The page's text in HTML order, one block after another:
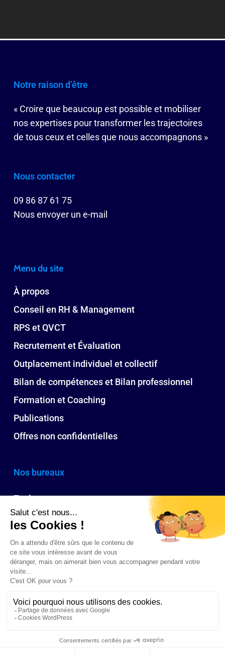
Notre raison d’être
« Croire que beaucoup est possible et mobiliser
nos expertises pour transformer les trajectoires
de tous ceux et celles que nous accompagnons »
Nous contacter
09 86 87 61 75
Nous envoyer un e-mail
Menu du site
À propos
Conseil en RH & Management
RPS et QVCT
Recrutement et Évaluation
Outplacement individuel et collectif
Bilan de compétences et Bilan professionnel
Formation et Coaching
Publications
Offres non confidentielles
Nos bureaux
Toulouse
Paris
Bordeaux
Biarritz
© 2026 CA Ressources humaines : cabinet conseil RH à Toulouse, Paris,
Bordeaux, Pays Basque : recrutement, outplacement, formation, bilans de